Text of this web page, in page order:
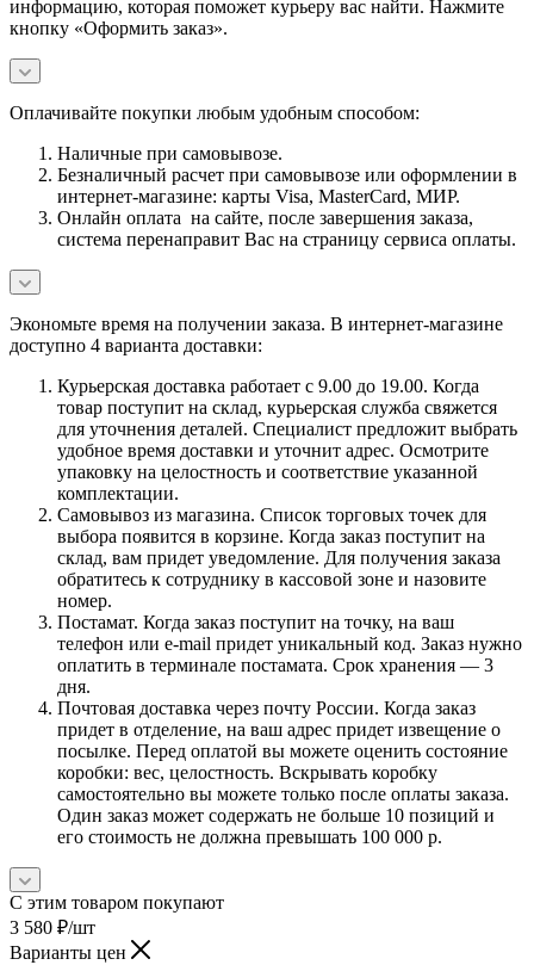
информацию, которая поможет курьеру вас найти. Нажмите
кнопку «Оформить заказ».
Оплачивайте покупки любым удобным способом:
Наличные при самовывозе.
Безналичный расчет при самовывозе или оформлении в
интернет-магазине: карты Visa, MasterCard, МИР.
Онлайн оплата на сайте, после завершения заказа,
система перенаправит Вас на страницу сервиса оплаты.
Экономьте время на получении заказа. В интернет-магазине
доступно 4 варианта доставки:
Курьерская доставка работает с 9.00 до 19.00. Когда
товар поступит на склад, курьерская служба свяжется
для уточнения деталей. Специалист предложит выбрать
удобное время доставки и уточнит адрес. Осмотрите
упаковку на целостность и соответствие указанной
комплектации.
Самовывоз из магазина. Список торговых точек для
выбора появится в корзине. Когда заказ поступит на
склад, вам придет уведомление. Для получения заказа
обратитесь к сотруднику в кассовой зоне и назовите
номер.
Постамат. Когда заказ поступит на точку, на ваш
телефон или e-mail придет уникальный код. Заказ нужно
оплатить в терминале постамата. Срок хранения — 3
дня.
Почтовая доставка через почту России. Когда заказ
придет в отделение, на ваш адрес придет извещение о
посылке. Перед оплатой вы можете оценить состояние
коробки: вес, целостность. Вскрывать коробку
самостоятельно вы можете только после оплаты заказа.
Один заказ может содержать не больше 10 позиций и
его стоимость не должна превышать 100 000 р.
С этим товаром покупают
3 580 ₽/шт
Варианты цен